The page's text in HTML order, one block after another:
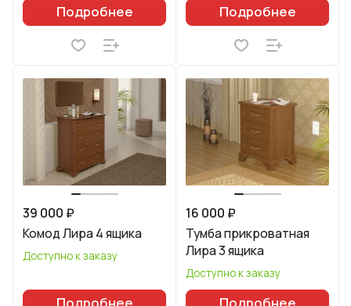
Подробнее Подробнее
39 000 ₽
Комод Лира 4 ящика
Доступно к заказу
16 000 ₽
Тумба прикроватная
Лира 3 ящика
Доступно к заказу